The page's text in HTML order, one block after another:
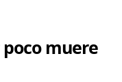
muere